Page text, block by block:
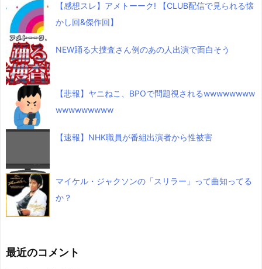
【感想スレ】アメトーーク! 【CLUB配信で見られる懐
かし回&傑作回】
NEW踊る大捜査さん例のあの人出演で面白そう
【悲報】ヤニねこ、BPOで問題視されるwwwwwwww
wwwwwwwww
【速報】NHK職員が番組出演者から性被害
マイケル・ジャクソンの「スリラー」って曲知ってる
か？
最近のコメント